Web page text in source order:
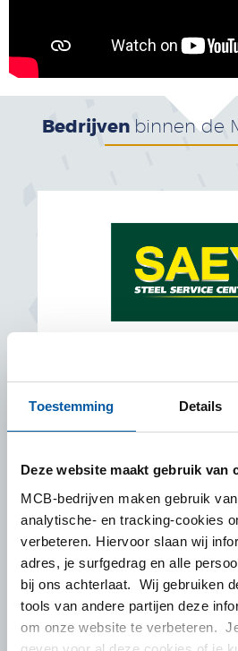
Toestemming Details
Deze website maakt gebruik van
MCB-bedrijven maken gebruik
analytische- en tracking-cookies
verbeteren. Hiervoor slaan wij
adres, je surfgedrag en alle
bij ons achterlaat. Wij gebruiken
tools van andere partijen deze
om onze website te verbeteren.
Bedrijven binnen de
SAEY
SAEY is een
groothandel in
Belgische, Franse en
een standaard voorraad van
referenties.